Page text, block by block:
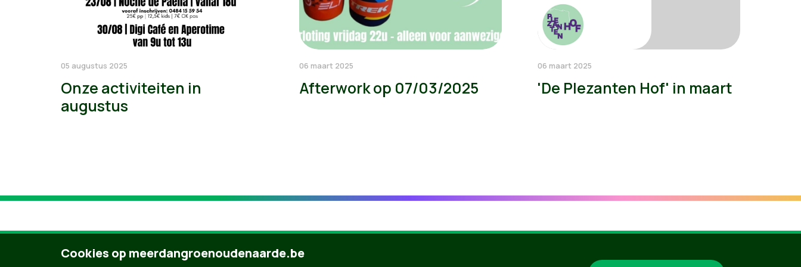
05 augustus 2025
Onze activiteiten in
augustus
06 maart 2025
Afterwork op 07/03/2025
06 maart 2025
'De Plezanten Hof' in maart
Cookies op meerdangroenoudenaarde.be